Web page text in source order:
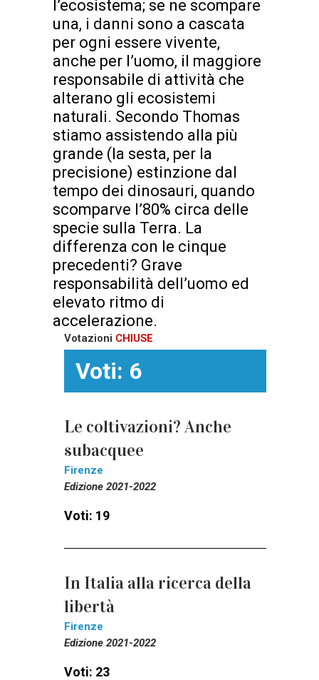
l’ecosistema; se ne scompare
una, i danni sono a cascata
per ogni essere vivente,
anche per l’uomo, il maggiore
responsabile di attività che
alterano gli ecosistemi
naturali. Secondo Thomas
stiamo assistendo alla più
grande (la sesta, per la
precisione) estinzione dal
tempo dei dinosauri, quando
scomparve l’80% circa delle
specie sulla Terra. La
differenza con le cinque
precedenti? Grave
responsabilità dell’uomo ed
elevato ritmo di
accelerazione.
Votazioni CHIUSE
Voti: 6
Le coltivazioni? Anche
subacquee
Firenze
Edizione 2021-2022
Voti: 19
In Italia alla ricerca della
libertà
Firenze
Edizione 2021-2022
Voti: 23